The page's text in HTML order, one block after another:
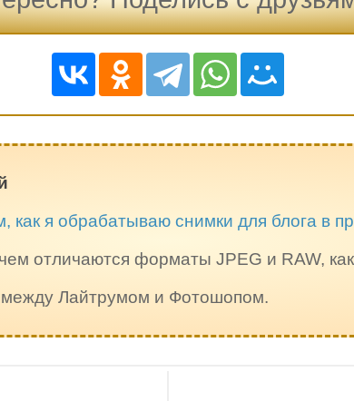
как я обрабатываю снимки для блога в
отличаются форматы JPEG и RAW,
между Лайтрумом и Фотошопом.